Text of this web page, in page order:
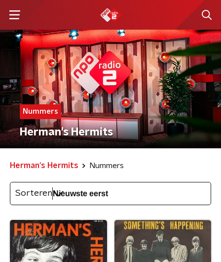
Nummers
Herman's Hermits
Herman's Hermits Nummers
Sorteren